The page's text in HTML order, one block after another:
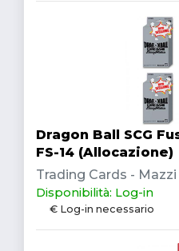
Dragon Ball SCG
FS-14 (Allocazione)
Trading Cards -
Disponibilità: Log-in
€ Log-in necessario